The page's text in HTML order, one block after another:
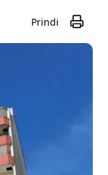
Prindi